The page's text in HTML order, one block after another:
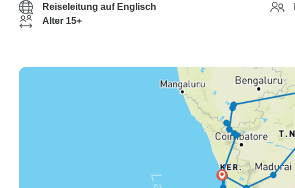
Reiseleitung auf Englisch
Alter 15+